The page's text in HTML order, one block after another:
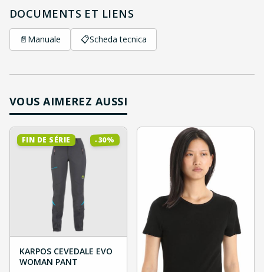
DOCUMENTS ET LIENS
📄 Manuale 📋Scheda tecnica
VOUS AIMEREZ AUSSI
FIN DE SÉRIE -30%
KARPOS CEVEDALE EVO
WOMAN PANT